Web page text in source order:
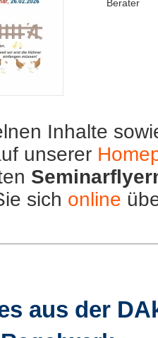
Berater
Inhalte
unserer
sich online
aus der